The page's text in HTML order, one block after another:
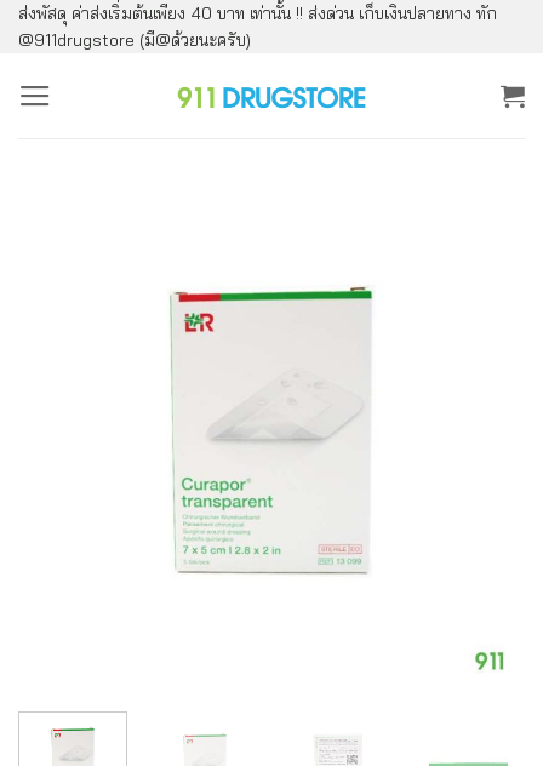
ข้าม
ไป
ยัง
ส่งพัสดุ ค่าส่งเริ่มต้นเพียง 40 บาท เท่านั้น !! ส่งด่วน เก็บเงินปลายทาง ทัก
@911drugstore (มี@ด้วยนะครับ)